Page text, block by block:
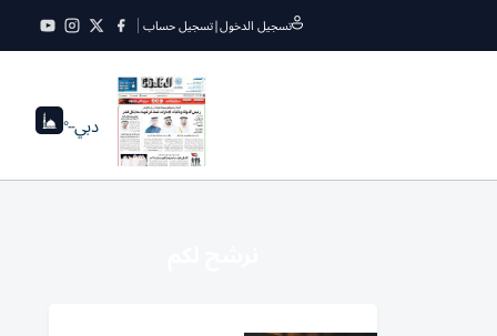
تسجيل الدخول|تسجيل حساب
دبي--°